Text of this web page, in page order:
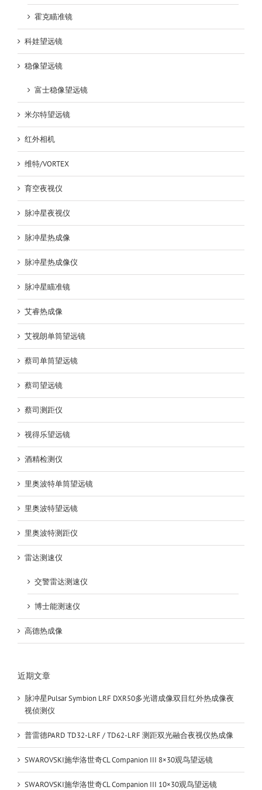
霍克瞄准镜
科娃望远镜
稳像望远镜
富士稳像望远镜
米尔特望远镜
红外相机
维特/VORTEX
育空夜视仪
脉冲星夜视仪
脉冲星热成像
脉冲星热成像仪
脉冲星瞄准镜
艾睿热成像
艾视朗单筒望远镜
蔡司单筒望远镜
蔡司望远镜
蔡司测距仪
视得乐望远镜
酒精检测仪
里奥波特单筒望远镜
里奥波特望远镜
里奥波特测距仪
雷达测速仪
交警雷达测速仪
博士能测速仪
高德热成像
近期文章
脉冲星Pulsar Symbion LRF DXR50多光谱成像双目红外热成像夜
视侦测仪
普雷德PARD TD32-LRF / TD62-LRF 测距双光融合夜视仪热成像
SWAROVSKI施华洛世奇CL Companion III 8×30观鸟望远镜
SWAROVSKI施华洛世奇CL Companion III 10×30观鸟望远镜